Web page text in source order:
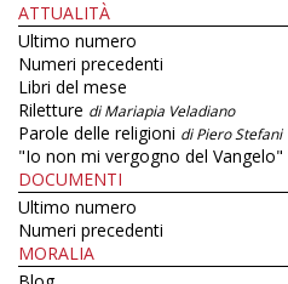
ATTUALITÀ
Ultimo numero
Numeri precedenti
Libri del mese
Riletture di Mariapia Veladiano
Parole delle religioni di Piero Stefani
"Io non mi vergogno del Vangelo"
DOCUMENTI
Ultimo numero
Numeri precedenti
MORALIA